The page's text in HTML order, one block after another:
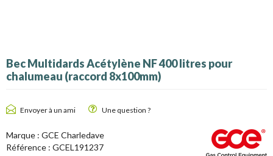
Bec Multidards Acétylène NF 400 litres pour
chalumeau (raccord 8x100mm)
Envoyer à un ami Une question ?
Marque : GCE Charledave
Référence : GCEL191237